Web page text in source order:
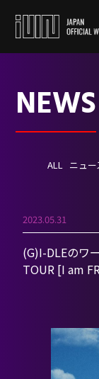
NEWS
ALL ニュー
2023.05.31
(G)I-DLEのワ
TOUR [I am